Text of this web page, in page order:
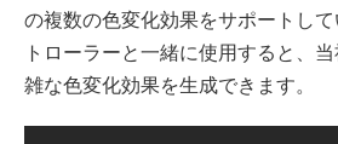
の複数の色変化効果をサポートし
トローラーと一緒に使用すると、
雑な色変化効果を生成できます。